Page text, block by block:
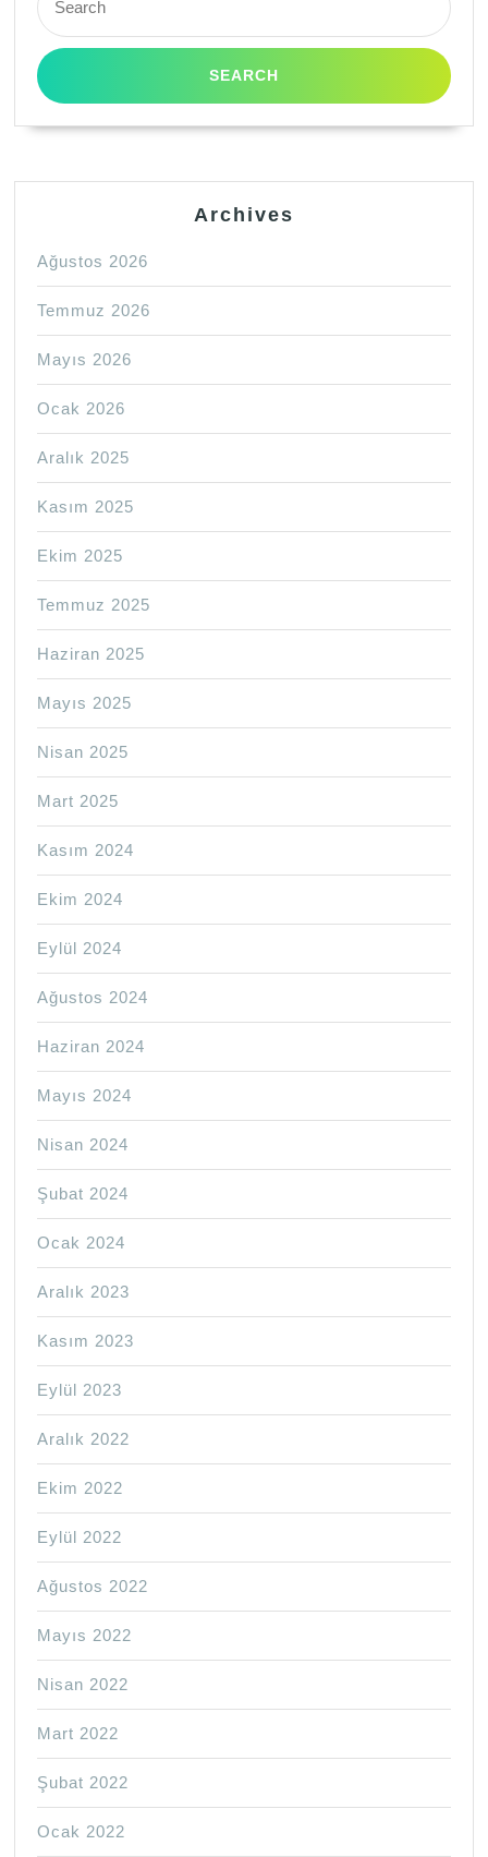
for:
Archives
Ağustos 2026
Temmuz 2026
Mayıs 2026
Ocak 2026
Aralık 2025
Kasım 2025
Ekim 2025
Temmuz 2025
Haziran 2025
Mayıs 2025
Nisan 2025
Mart 2025
Kasım 2024
Ekim 2024
Eylül 2024
Ağustos 2024
Haziran 2024
Mayıs 2024
Nisan 2024
Şubat 2024
Ocak 2024
Aralık 2023
Kasım 2023
Eylül 2023
Aralık 2022
Ekim 2022
Eylül 2022
Ağustos 2022
Mayıs 2022
Nisan 2022
Mart 2022
Şubat 2022
Ocak 2022